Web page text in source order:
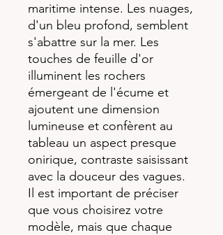
maritime intense. Les nuages,
d'un bleu profond, semblent
s'abattre sur la mer. Les
touches de feuille d'or
illuminent les rochers
émergeant de l'écume et
ajoutent une dimension
lumineuse et confèrent au
tableau un aspect presque
onirique, contraste saisissant
avec la douceur des vagues.
Il est important de préciser
que vous choisirez votre
modèle, mais que chaque